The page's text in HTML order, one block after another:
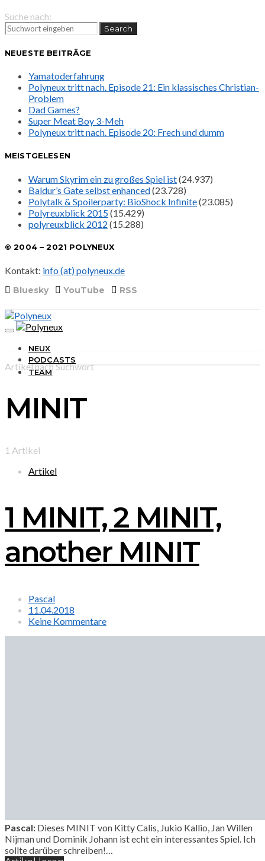
Suche nach:
Search
NEUESTE BEITRÄGE
Yamatoderfahrung
Polyneux tritt nach. Episode 21: Ein klassisches Christian-
Problem
Dad Games?
Super Meat Boy 3-Meh
Polyneux tritt nach. Episode 20: Frech und dumm
MEISTGELESEN
Warum Skyrim ein zu großes Spiel ist(24.937)
Baldur’s Gate selbst enhanced(23.728)
Polytalk & Spoilerparty: BioShock Infinite(23.085)
Polyreuxblick 2015(15.429)
polyreuxblick 2012 (15.288)
© 2004 – 2021 POLYNEUX
Kontakt: info (at) polyneux.de
Bluesky YouTube RSS
NEUX
PODCASTS
TEAM
Artikel nach Suchwort
MINIT
1 Artikel
Artikel
1 MINIT, 2 MINIT,
another MINIT
Pascal
11.04.2018
Keine Kommentare
Pascal: Dieses MINIT von Kitty Calis, Jukio Kallio, Jan Willen
Nijman und Dominik Johann ist echt ein interessantes Spiel. Ich
sollte darüber schreiben!…